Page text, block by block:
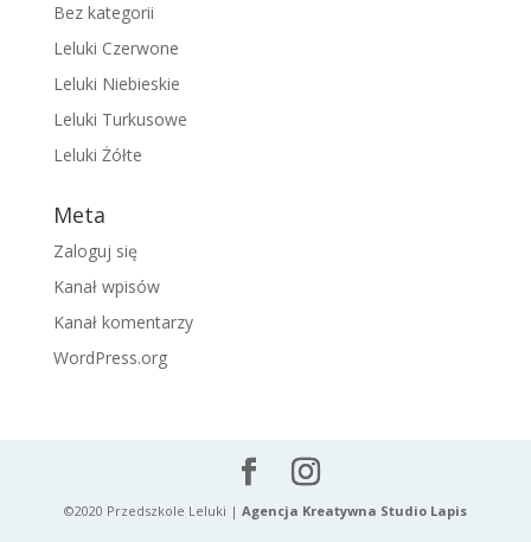
Bez kategorii
Leluki Czerwone
Leluki Niebieskie
Leluki Turkusowe
Leluki Żółte
Meta
Zaloguj się
Kanał wpisów
Kanał komentarzy
WordPress.org
©2020 Przedszkole Leluki | Agencja Kreatywna Studio Lapis